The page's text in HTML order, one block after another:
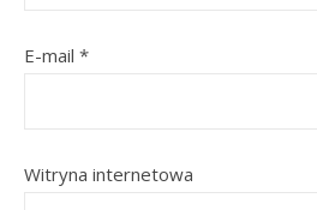
E-mail *
Witryna internetowa